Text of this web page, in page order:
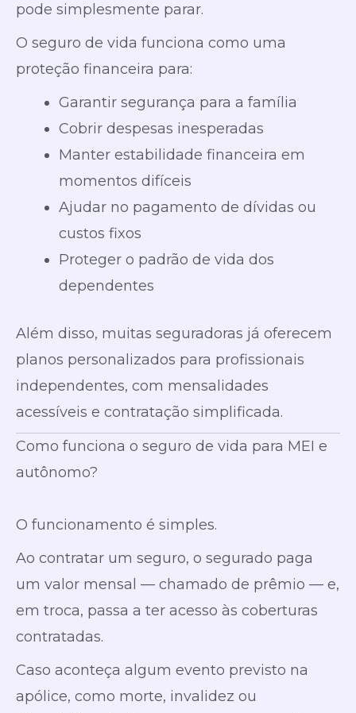
pode simplesmente parar.
O seguro de vida funciona como uma
proteção financeira para:
Garantir segurança para a família
Cobrir despesas inesperadas
Manter estabilidade financeira em
momentos difíceis
Ajudar no pagamento de dívidas ou
custos fixos
Proteger o padrão de vida dos
dependentes
Além disso, muitas seguradoras já oferecem
planos personalizados para profissionais
independentes, com mensalidades
acessíveis e contratação simplificada.
Como funciona o seguro de vida para MEI e
autônomo?
O funcionamento é simples.
Ao contratar um seguro, o segurado paga
um valor mensal — chamado de prêmio — e,
em troca, passa a ter acesso às coberturas
contratadas.
Caso aconteça algum evento previsto na
apólice, como morte, invalidez ou